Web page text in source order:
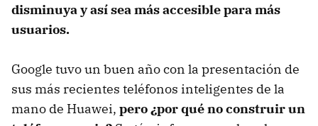
disminuya y así sea más accesible para más
usuarios.
Google tuvo un buen año con la presentación de
sus más recientes teléfonos inteligentes de la
mano de Huawei, pero ¿por qué no construir un